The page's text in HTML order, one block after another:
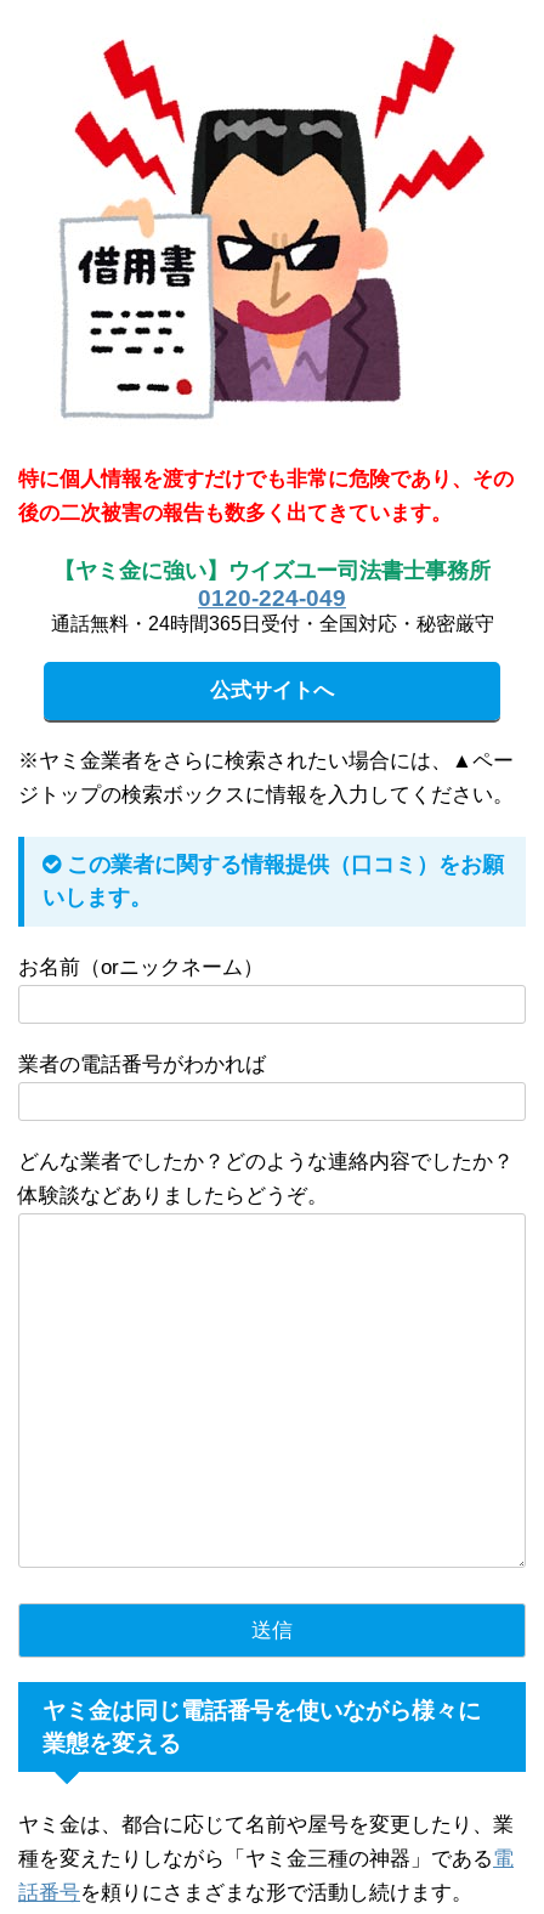
特に個人情報を渡すだけでも非常に危険であり、その
後の二次被害の報告も数多く出てきています。
【ヤミ金に強い】ウイズユー司法書士事務所
0120-224-049
通話無料・24時間365日受付・全国対応・秘密厳守
公式サイトへ
※ヤミ金業者をさらに検索されたい場合には、▲ペー
ジトップの検索ボックスに情報を入力してください。
この業者に関する情報提供（口コミ）をお願
いします。
お名前（orニックネーム）
業者の電話番号がわかれば
どんな業者でしたか？どのような連絡内容でしたか？
体験談などありましたらどうぞ。
ヤミ金は同じ電話番号を使いながら様々に
業態を変える
ヤミ金は、都合に応じて名前や屋号を変更したり、業
種を変えたりしながら「ヤミ金三種の神器」である電
話番号を頼りにさまざまな形で活動し続けます。